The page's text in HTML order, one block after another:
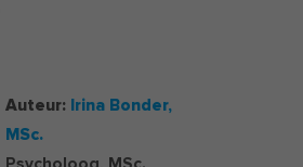
Auteur: Irina Bonder,
MSc.